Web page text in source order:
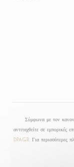
Σύμφωνα με τον
αντιταχθείτε σε εμπορικές
dpa.gr. Για περισσότερες